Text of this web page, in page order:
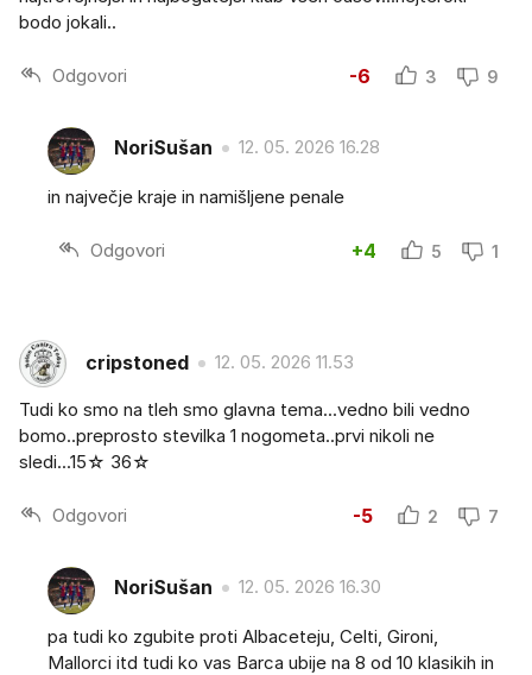
bodo jokali..
Odgovori -6 3 9
NoriSušan 12. 05. 2026 16.28
in največje kraje in namišljene penale
Odgovori +4 5 1
cripstoned 12. 05. 2026 11.53
Tudi ko smo na tleh smo glavna tema...vedno bili vedno
bomo..preprosto stevilka 1 nogometa..prvi nikoli ne
sledi...15☆ 36☆
Odgovori -5 2 7
NoriSušan 12. 05. 2026 16.30
pa tudi ko zgubite proti Albaceteju, Celti, Gironi,
Mallorci itd tudi ko vas Barca ubije na 8 od 10 klasikih in